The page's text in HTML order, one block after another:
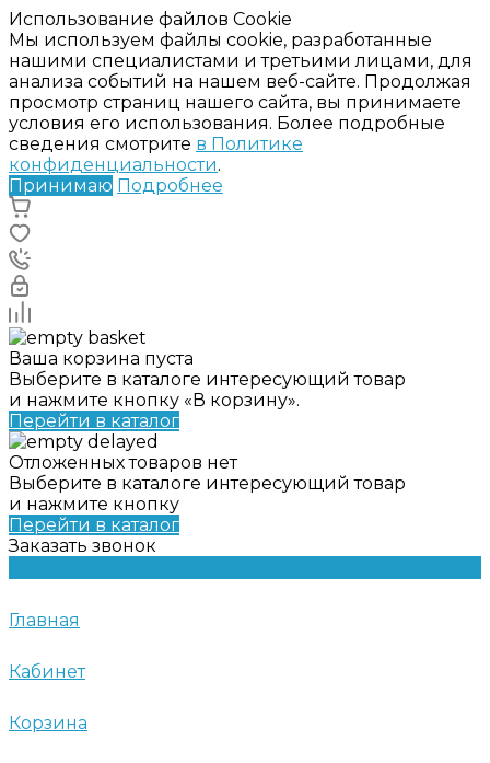
Использование файлов Cookie
Мы используем файлы cookie, разработанные
нашими специалистами и третьими лицами, для
анализа событий на нашем веб-сайте. Продолжая
просмотр страниц нашего сайта, вы принимаете
условия его использования. Более подробные
сведения смотрите в Политике
конфиденциальности.
Принимаю Подробнее
Ваша корзина пуста
Выберите в каталоге интересующий товар
и нажмите кнопку «В корзину».
Перейти в каталог
Отложенных товаров нет
Выберите в каталоге интересующий товар
и нажмите кнопку
Перейти в каталог
Заказать звонок
Главная
Кабинет
Корзина